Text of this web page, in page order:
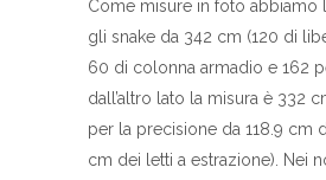
Come misure in foto abbiamo
gli snake da 342 cm (120 di
60 di colonna armadio e 162
dall’altro lato la misura è 332
per la precisione da 118.9 cm
cm dei letti a estrazione). Nei